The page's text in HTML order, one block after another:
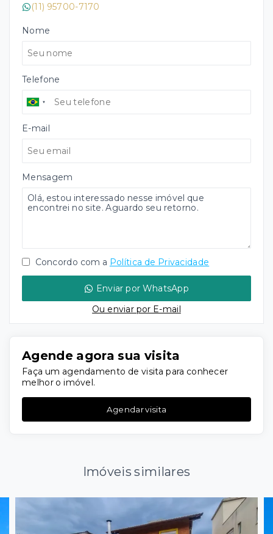
(11) 95700-7170
Nome
Telefone
E-mail
Mensagem
Concordo com a Política de Privacidade
Enviar por WhatsApp
Ou enviar por E-mail
Agende agora sua visita
Faça um agendamento de visita para conhecer
melhor o imóvel.
Agendar visita
Imóveis similares